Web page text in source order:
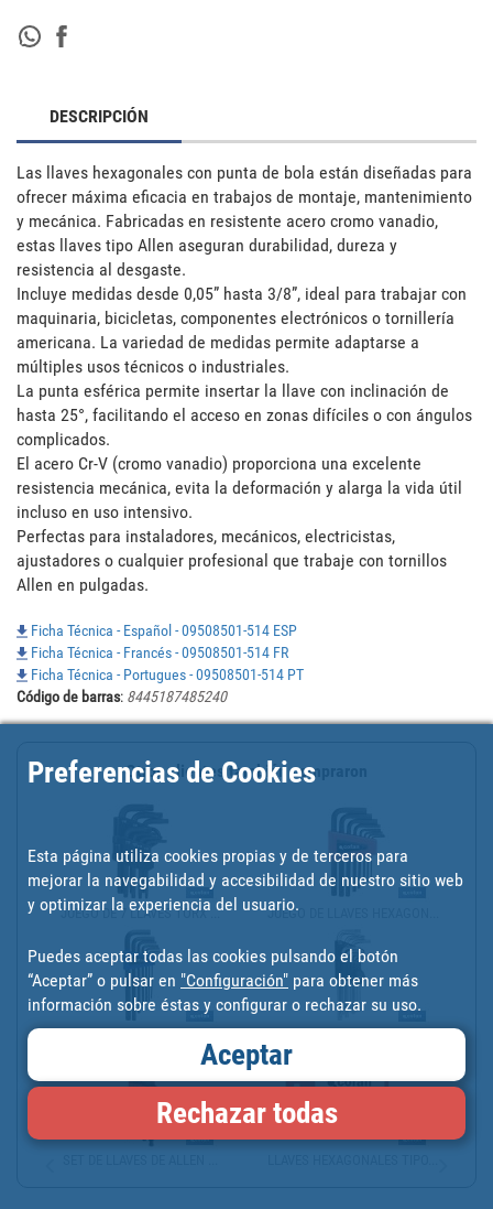
DESCRIPCIÓN
Las llaves hexagonales con punta de bola están diseñadas para
ofrecer máxima eficacia en trabajos de montaje, mantenimiento
y mecánica. Fabricadas en resistente acero cromo vanadio,
estas llaves tipo Allen aseguran durabilidad, dureza y
resistencia al desgaste.
Incluye medidas desde 0,05” hasta 3/8”, ideal para trabajar con
maquinaria, bicicletas, componentes electrónicos o tornillería
americana. La variedad de medidas permite adaptarse a
múltiples usos técnicos o industriales.
La punta esférica permite insertar la llave con inclinación de
hasta 25°, facilitando el acceso en zonas difíciles o con ángulos
complicados.
El acero Cr-V (cromo vanadio) proporciona una excelente
resistencia mecánica, evita la deformación y alarga la vida útil
incluso en uso intensivo.
Perfectas para instaladores, mecánicos, electricistas,
ajustadores o cualquier profesional que trabaje con tornillos
Allen en pulgadas.
Ficha Técnica - Español - 09508501-514 ESP
Ficha Técnica - Francés - 09508501-514 FR
Ficha Técnica - Portugues - 09508501-514 PT
Código de barras: 8445187485240
Otros clientes también compraron
JUEGO DE 7 LLAVES TORX ... JUEGO DE LLAVES HEXAGON...
Preferencias de Cookies
Esta página utiliza cookies propias y de terceros para
mejorar la navegabilidad y accesibilidad de nuestro sitio web
y optimizar la experiencia del usuario.
Puedes aceptar todas las cookies pulsando el botón
“Aceptar” o pulsar en "Configuración" para obtener más
información sobre éstas y configurar o rechazar su uso.
Aceptar
Rechazar todas